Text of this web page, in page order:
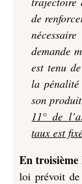
de
demande
est tenu
la
son produit
11° de
taux est
En troisième
loi prévoit de